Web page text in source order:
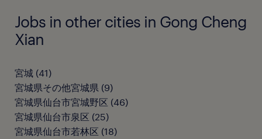
Jobs in other cities in Gong Cheng
Xian
宮城 (41)
宮城県その他宮城県 (9)
宮城県仙台市宮城野区 (46)
宮城県仙台市泉区 (25)
宮城県仙台市若林区 (18)